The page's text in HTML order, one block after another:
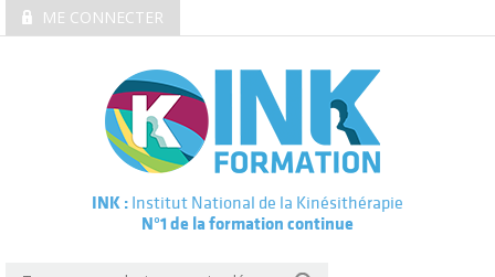
ME CONNECTER
INK : Institut National de la Kinésithérapie
N°1 de la formation continue